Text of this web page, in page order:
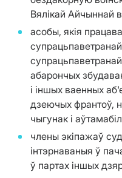
Вялікай Айчыннай
асобы, якія
абарончых
і іншых ваенных
дзеючых франтоў,
чыгунак і
члены экіпажаў
інтэрнаваныя ў
ў партах іншых